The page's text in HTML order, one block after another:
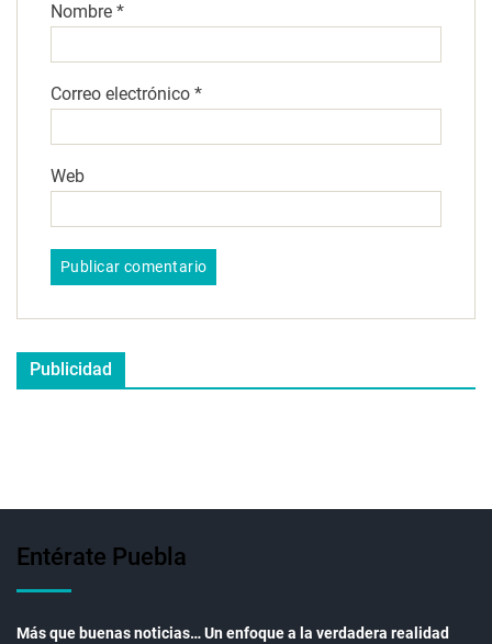
Nombre *
Correo electrónico *
Web
Publicidad
Entérate Puebla
Más que buenas noticias… Un enfoque a la verdadera realidad